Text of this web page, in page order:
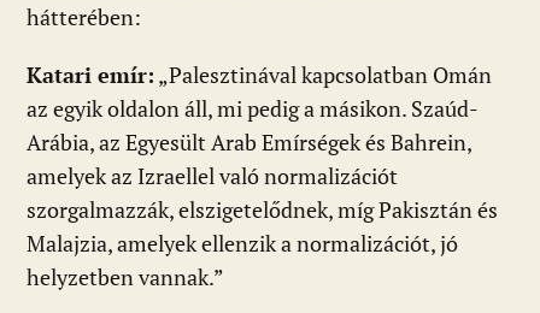
hátterében:
Katari emír: „Palesztinával kapcsolatban Omán
az egyik oldalon áll, mi pedig a másikon. Szaúd-
Arábia, az Egyesült Arab Emírségek és Bahrein,
amelyek az Izraellel való normalizációt
szorgalmazzák, elszigetelődnek, míg Pakisztán és
Malajzia, amelyek ellenzik a normalizációt, jó
helyzetben vannak.”